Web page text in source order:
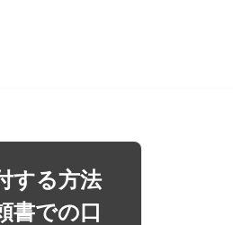
する方法
書での口